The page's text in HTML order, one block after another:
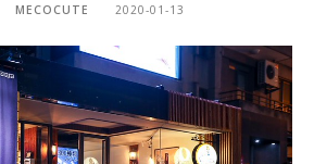
MECOCUTE 2020-01-13